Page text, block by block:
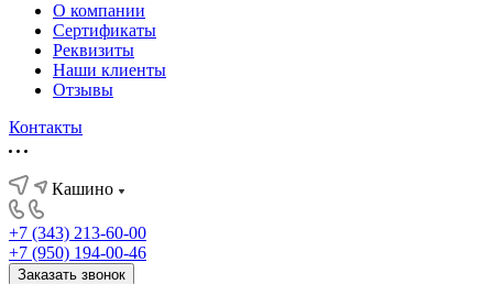
О компании
Сертификаты
Реквизиты
Наши клиенты
Отзывы
Контакты
Кашино
+7 (343) 213-60-00
+7 (950) 194-00-46
Заказать звонок